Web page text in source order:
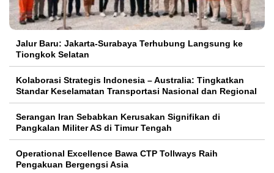
Jalur Baru: Jakarta-Surabaya Terhubung Langsung ke
Tiongkok Selatan
Kolaborasi Strategis Indonesia – Australia: Tingkatkan
Standar Keselamatan Transportasi Nasional dan Regional
Serangan Iran Sebabkan Kerusakan Signifikan di
Pangkalan Militer AS di Timur Tengah
Operational Excellence Bawa CTP Tollways Raih
Pengakuan Bergengsi Asia